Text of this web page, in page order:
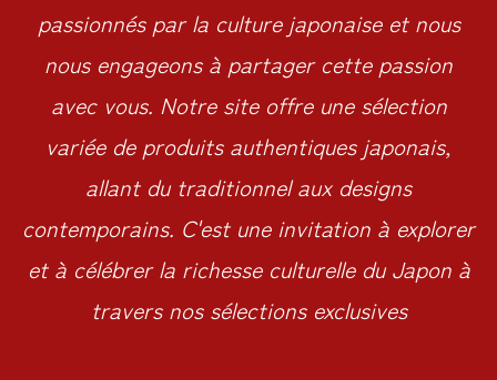
passionnés par la culture japonaise et nous
nous engageons à partager cette passion
avec vous. Notre site offre une sélection
variée de produits authentiques japonais,
allant du traditionnel aux designs
contemporains. C'est une invitation à explorer
et à célébrer la richesse culturelle du Japon à
travers nos sélections exclusives